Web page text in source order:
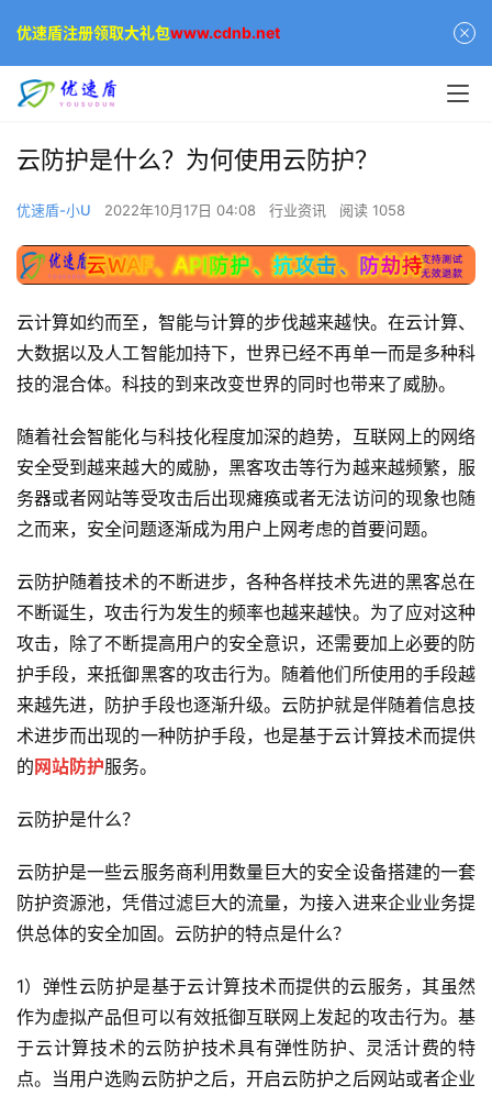
云防护是什么？为何使用云防护？
优速盾-小U 2022年10月17日 04:08 行业资讯 阅读 1058
云计算如约而至，智能与计算的步伐越来越快。在云计算、
大数据以及人工智能加持下，世界已经不再单一而是多种科
技的混合体。科技的到来改变世界的同时也带来了威胁。
随着社会智能化与科技化程度加深的趋势，互联网上的网络
安全受到越来越大的威胁，黑客攻击等行为越来越频繁，服
务器或者网站等受攻击后出现瘫痪或者无法访问的现象也随
之而来，安全问题逐渐成为用户上网考虑的首要问题。
云防护随着技术的不断进步，各种各样技术先进的黑客总在
不断诞生，攻击行为发生的频率也越来越快。为了应对这种
攻击，除了不断提高用户的安全意识，还需要加上必要的防
护手段，来抵御黑客的攻击行为。随着他们所使用的手段越
来越先进，防护手段也逐渐升级。云防护就是伴随着信息技
术进步而出现的一种防护手段，也是基于云计算技术而提供
的网站防护服务。
云防护是什么？
云防护是一些云服务商利用数量巨大的安全设备搭建的一套
防护资源池，凭借过滤巨大的流量，为接入进来企业业务提
供总体的安全加固。云防护的特点是什么？
1）弹性云防护是基于云计算技术而提供的云服务，其虽然
作为虚拟产品但可以有效抵御互联网上发起的攻击行为。基
于云计算技术的云防护技术具有弹性防护、灵活计费的特
点。当用户选购云防护之后，开启云防护之后网站或者企业
优速盾注册领取大礼包www.cdnb.net